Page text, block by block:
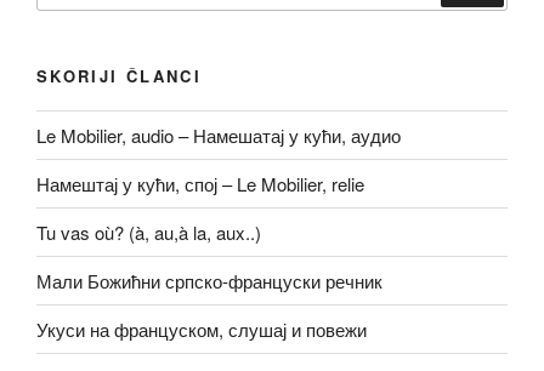
SKORIJI ČLANCI
Le Mobilier, audio – Намешатај у кући, аудио
Намештај у кући, спој – Le Mobilier, relie
Tu vas où? (à, au,à la, aux..)
Мали Божићни српско-француски речник
Укуси на француском, слушај и повежи